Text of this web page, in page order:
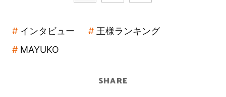
インタビュー
王様ランキング
MAYUKO
SHARE